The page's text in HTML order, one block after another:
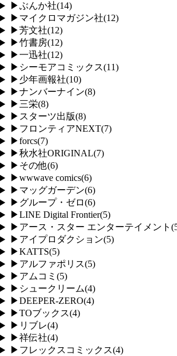
▶ぶんか社(14)
▶ マイクロマガジン社(12)
▶芳文社(12)
▶竹書房(12)
▶一迅社(12)
▶ シーモアコミックス(11)
▶ 少年画報社(10)
▶ナンバーナイン(8)
▶ 三栄(8)
▶ スターツ出版(8)
▶ フロンティアNEXT(7)
▶forcs(7)
▶秋水社ORIGINAL(7)
▶ その他(6)
▶wwwave comics(6)
▶ マッグガーデン(6)
▶ グループ・ゼロ(6)
▶LINE Digital Frontier(5)
▶ アース・スター エンターテイメント (
▶ アイプロダクション(5)
▶KATTS(5)
▶ アルファポリス(5)
▶ アムコミ (5)
▶ シュークリーム(4)
▶DEEPER-ZERO(4)
▶TOブックス(4)
▶ リブレ(4)
▶祥伝社(4)
▶ フレックスコミックス(4)